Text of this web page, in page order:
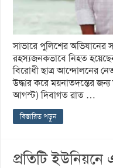
সাভারে পুলিশের
রহস্যজনকভাবে নিহত
বিরোধী ছাত্র আন্দোলনের
উদ্ধার করে ময়নাতদন্তের
আগস্ট) দিবাগত রাত …
বিস্তারিত পড়ুন
প্রতিটি